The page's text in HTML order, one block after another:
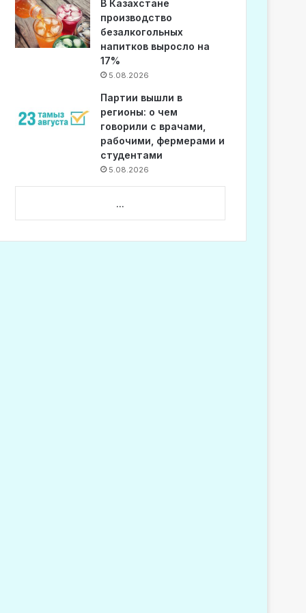
В Казахстане
производство
безалкогольных
напитков выросло на
17%
5.08.2026
Партии вышли в
регионы: о чем
говорили с врачами,
рабочими, фермерами и
студентами
5.08.2026
...